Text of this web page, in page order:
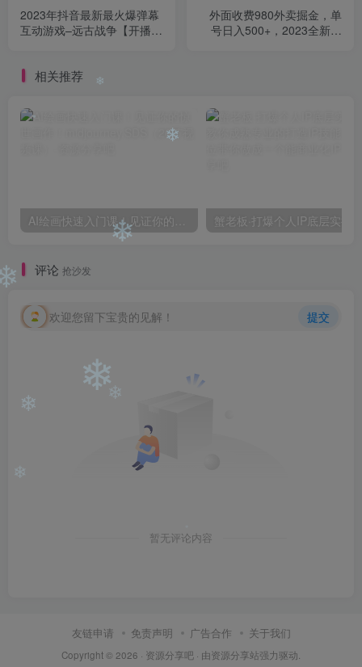
2023年抖音最新最火爆弹幕
互动游戏–远古战争【开播教
建指导】
外面收费980外卖掘金，单
号日入500+，2023全新项
相关推荐
评论 抢沙发
欢迎您留下宝贵的见解！ 提交
暂无评论内容
友链申请 免责声明 广告合作 关于我们
Copyright © 2026 · 资源分享吧 · 由资源分享站强力驱动.
❄
❄